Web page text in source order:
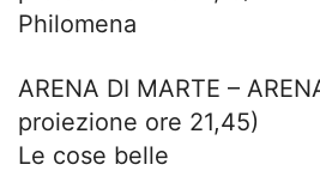
Philomena
ARENA DI MARTE –
proiezione ore 21,45)
Le cose belle